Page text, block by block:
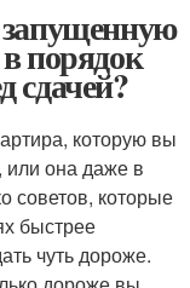
порядок
сдачей?
которую вы
или она даже в
советов, которые
быстрее
чуть дороже.